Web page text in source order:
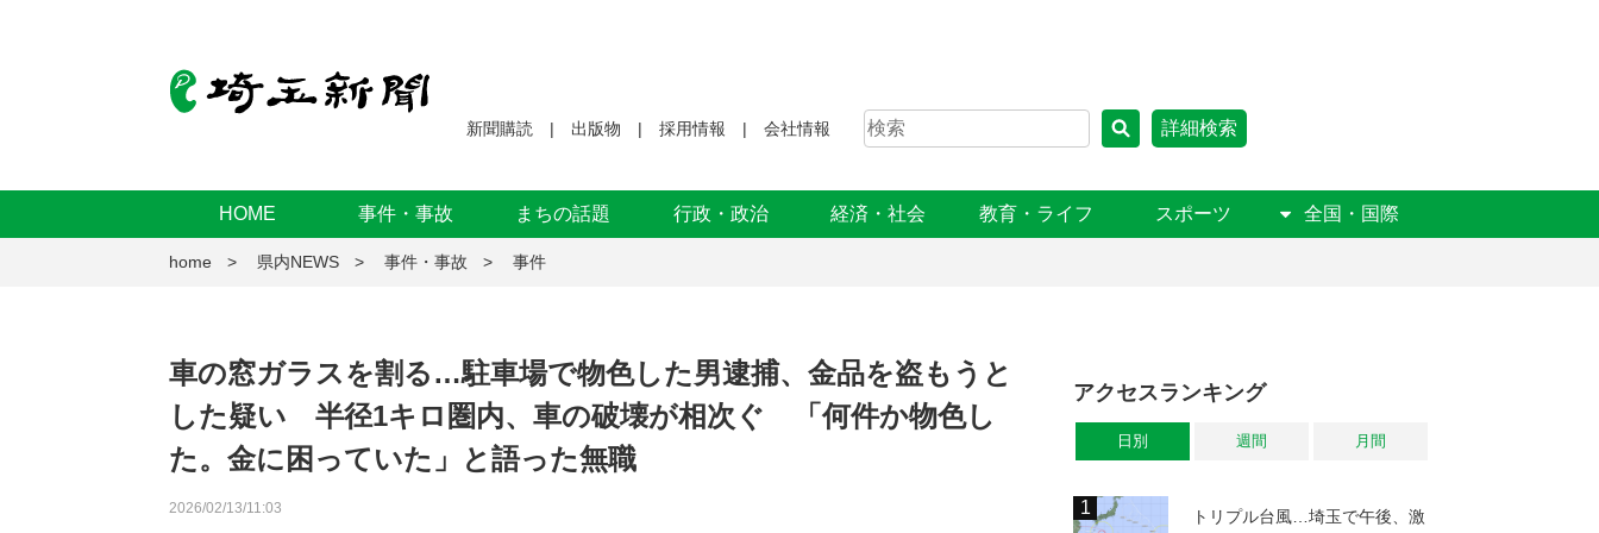
新聞購読 出版物 採用情報 会社情報 詳細検索
HOME 事件・事故 まちの話題 行政・政治 経済・社会 教育・ライフ スポーツ 全国・国際
home 県内NEWS 事件・事故 事件
車の窓ガラスを割る…駐車場で物色した男逮捕、金品を盗もうと
した疑い 半径1キロ圏内、車の破壊が相次ぐ 「何件か物色し
た。金に困っていた」と語った無職
2026/02/13/11:03
アクセスランキング
日別 週間 月間
トリプル台風…埼玉で午後、激